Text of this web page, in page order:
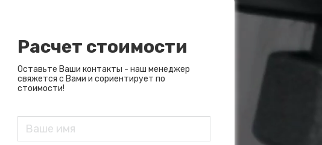
Расчет стоимости
Оставьте Ваши контакты - наш менеджер
свяжется с Вами и сориентирует по
стоимости!